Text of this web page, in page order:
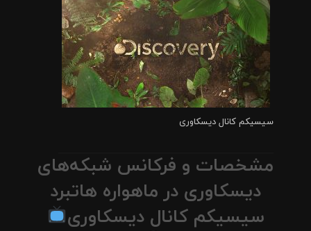
سیسیکم کانال دیسکاوری
مشخصات و فرکانس شبکه‌های
دیسکاوری در ماهواره هاتبرد
سیسیکم کانال دیسکاوری